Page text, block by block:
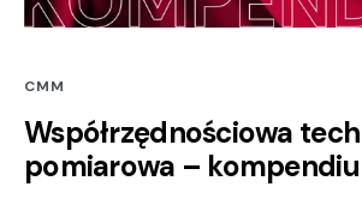
CMM
Współrzędnościowa
pomiarowa –